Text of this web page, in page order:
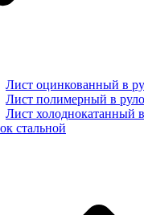
Лист оцинкованный в
Лист полимерный в
Лист холоднокатанный
стальной